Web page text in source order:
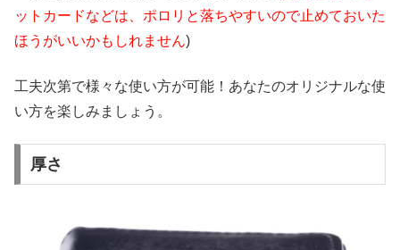
ットカードなどは、ポロリと落ちやすいので止めておいた
ほうがいいかもしれません)
工夫次第で様々な使い方が可能！あなたのオリジナルな使
い方を楽しみましょう。
厚さ